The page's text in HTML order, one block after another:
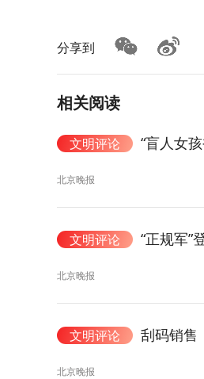
分享到
相关阅读
文明评论 “盲人女
北京晚报
文明评论 “正规军”
北京晚报
文明评论 刮码销售
北京晚报